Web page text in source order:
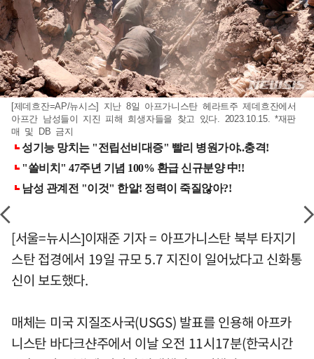
[제데흐잔=AP/뉴시스] 지난 8일 아프가니스탄 헤라트주 제데흐잔에서
아프간 남성들이 지진 피해 희생자들을 찾고 있다. 2023.10.15. *재판
매 및 DB 금지
[서울=뉴시스]이재준 기자 = 아프가니스탄 북부 타지기
스탄 접경에서 19일 규모 5.7 지진이 일어났다고 신화통
신이 보도했다.
매체는 미국 지질조사국(USGS) 발표를 인용해 아프카
니스탄 바다크샨주에서 이날 오전 11시17분(한국시간